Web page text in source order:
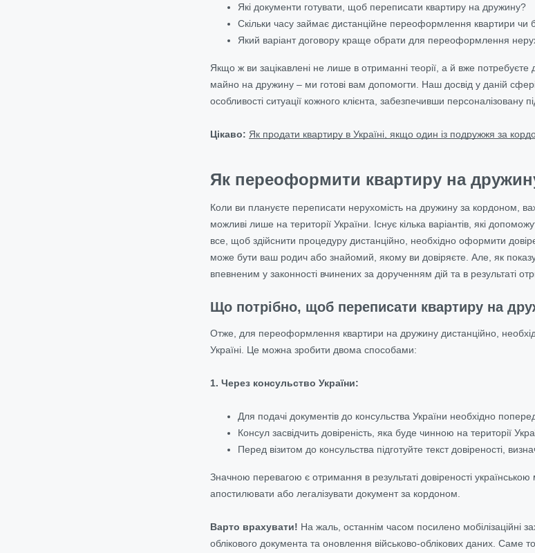
Які документи готувати, щоб переписати квартиру на дружину?
Скільки часу займає дистанційне переоформлення квартири
Який варіант договору краще обрати для переоформлення
Якщо ж ви зацікавлені не лише в отриманні теорії, а й вже
майно на дружину – ми готові вам допомогти. Наш досвід у даній
особливості ситуації кожного клієнта, забезпечивши персоналізовану
Цікаво: Як продати квартиру в Україні, якщо один із подружжя за
Як переоформити квартиру на
Коли ви плануєте переписати нерухомість на дружину за кордоном,
можливі лише на території України. Існує кілька варіантів, які
все, щоб здійснити процедуру дистанційно, необхідно оформити
може бути ваш родич або знайомий, якому ви довіряєте. Але, як
впевненим у законності вчинених за дорученням дій та в результаті
Що потрібно, щоб переписати квартиру на
Отже, для переоформлення квартири на дружину дистанційно,
Україні. Це можна зробити двома способами:
1. Через консульство України:
Для подачі документів до консульства України необхідно
Консул засвідчить довіреність, яка буде чинною на території
Перед візитом до консульства підготуйте текст довіреності,
Значною перевагою є отримання в результаті довіреності
апостилювати або легалізувати документ за кордоном.
Варто врахувати! На жаль, останнім часом посилено мобілізаційні
облікового документа та оновлення військово-облікових даних.